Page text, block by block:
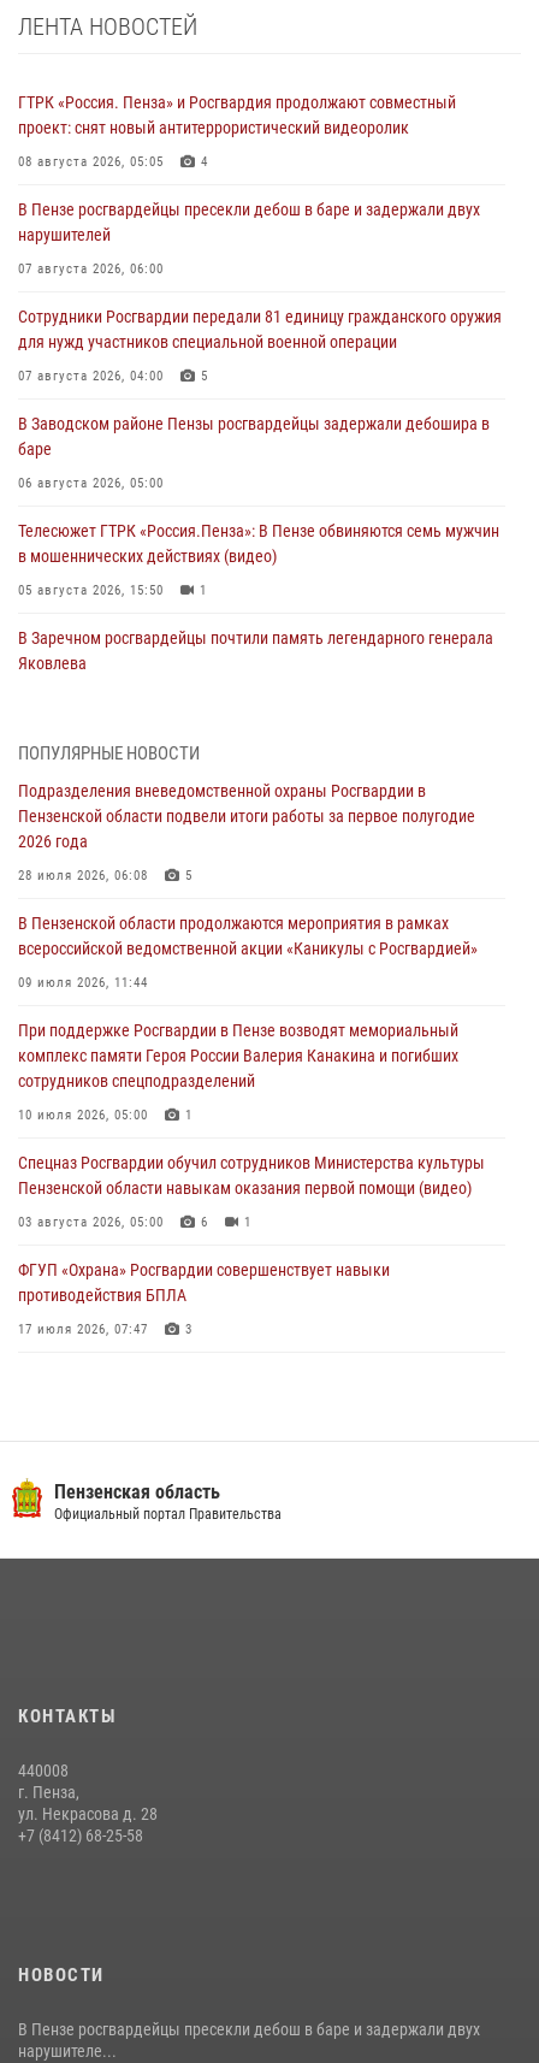
ЛЕНТА НОВОСТЕЙ
ГТРК «Россия. Пенза» и Росгвардия продолжают совместный
проект: снят новый антитеррористический видеоролик
08 августа 2026, 05:05 4
В Пензе росгвардейцы пресекли дебош в баре и задержали двух
нарушителей
07 августа 2026, 06:00
Сотрудники Росгвардии передали 81 единицу гражданского оружия
для нужд участников специальной военной операции
07 августа 2026, 04:00 5
В Заводском районе Пензы росгвардейцы задержали дебошира в
баре
06 августа 2026, 05:00
Телесюжет ГТРК «Россия.Пенза»: В Пензе обвиняются семь мужчин
в мошеннических действиях (видео)
05 августа 2026, 15:50 1
В Заречном росгвардейцы почтили память легендарного генерала
Яковлева
Сотрудники пензенского ОМОН «Страж» познакомили участников
05 августа 2026, 06:15
В Пензе сотрудники Росгвардии оказали помощь
дезориентированному пенсионеру
В Пензе при силовой поддержке Росгвардии пресечена
деятельность ОПГ, маскировавшейся под реабилитационный центр
04 августа 2026, 07:05
В Управлении Росгвардии по Пензенской области подвели итоги
работы за первое полугодие 2026 года
ПОПУЛЯРНЫЕ НОВОСТИ
Подразделения вневедомственной охраны Росгвардии в
Пензенской области подвели итоги работы за первое полугодие
2026 года
28 июля 2026, 06:08 5
В Пензенской области продолжаются мероприятия в рамках
всероссийской ведомственной акции «Каникулы с Росгвардией»
09 июля 2026, 11:44
При поддержке Росгвардии в Пензе возводят мемориальный
комплекс памяти Героя России Валерия Канакина и погибших
сотрудников спецподразделений
10 июля 2026, 05:00 1
Спецназ Росгвардии обучил сотрудников Министерства культуры
Пензенской области навыкам оказания первой помощи (видео)
03 августа 2026, 05:00 6 1
ФГУП «Охрана» Росгвардии совершенствует навыки
противодействия БПЛА
17 июля 2026, 07:47 3
Военнослужащие Росгвардии в Заречном приняли участие в
просветительской лекции Общества «Знание»
сборов «Гвардеец» с вооружением и техникой Росгвардии
Начальник Управления Росгвардии по Пензенской области Павел
Пучков посетил 55-й Всероссийский Лермонтовский праздник
Пензенская область
Официальный портал Правительства
КОНТАКТЫ
440008
г. Пенза,
ул. Некрасова д. 28
+7 (8412) 68-25-58
НОВОСТИ
В Пензе росгвардейцы пресекли дебош в баре и задержали двух
нарушителе...